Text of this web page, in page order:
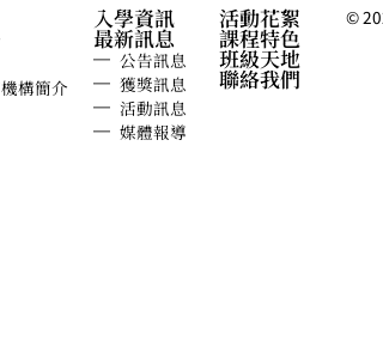
構簡介
入學資訊
最新訊息
公告訊息
獲獎訊息
活動訊息
媒體報導
活動花絮
課程特色
班級天地
聯絡我們
©